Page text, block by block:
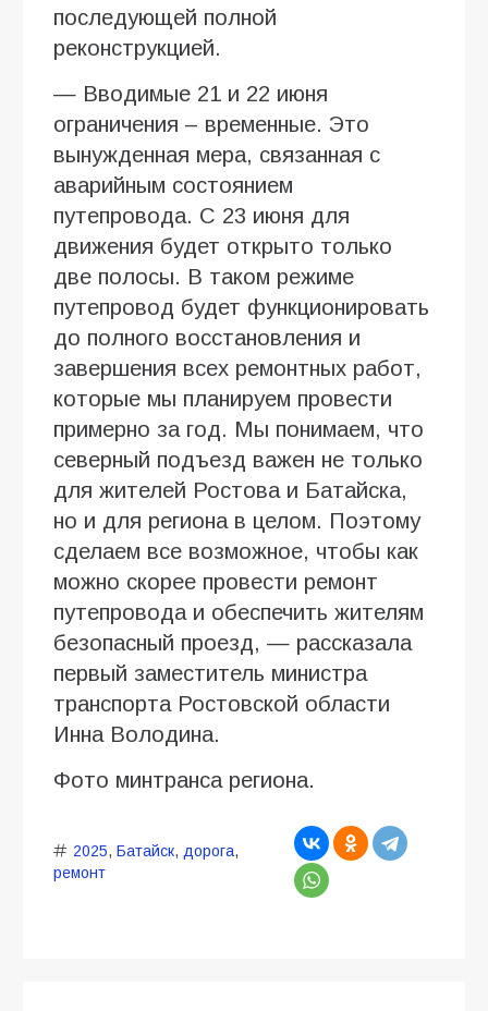
последующей полной
реконструкцией.
— Вводимые 21 и 22 июня
ограничения – временные. Это
вынужденная мера, связанная с
аварийным состоянием
путепровода. С 23 июня для
движения будет открыто только
две полосы. В таком режиме
путепровод будет функционировать
до полного восстановления и
завершения всех ремонтных работ,
которые мы планируем провести
примерно за год. Мы понимаем, что
северный подъезд важен не только
для жителей Ростова и Батайска,
но и для региона в целом. Поэтому
сделаем все возможное, чтобы как
можно скорее провести ремонт
путепровода и обеспечить жителям
безопасный проезд, — рассказала
первый заместитель министра
транспорта Ростовской области
Инна Володина.
Фото минтранса региона.
2025, Батайск, дорога,
ремонт